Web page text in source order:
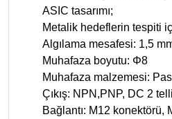
ASIC tasarımı;
Metalik hedeflerin tespiti
Algılama mesafesi: 1,5
Muhafaza boyutu: Φ8
Muhafaza malzemesi:
Çıkış: NPN,PNP, DC 2 telli
Bağlantı: M12 konektörü,